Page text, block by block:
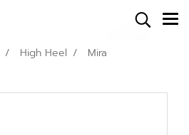
High Heel
Mira